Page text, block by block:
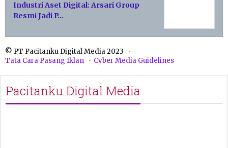
Industri Aset Digital: Arsari Group
Resmi Jadi P…
© PT Pacitanku Digital Media 2023
Tata Cara Pasang Iklan
Cyber Media Guidelines
Pacitanku Digital Media